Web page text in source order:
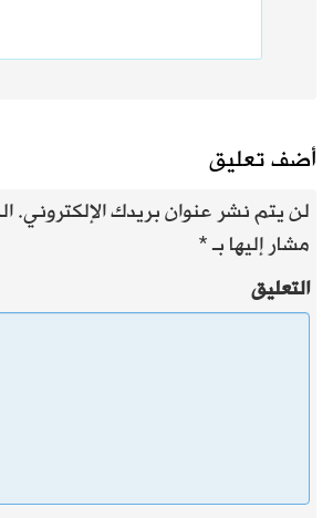
أضف تعليق
لن يتم نشر عنوان بريدك الإلكتروني.
مشار إليها بـ*
التعليق